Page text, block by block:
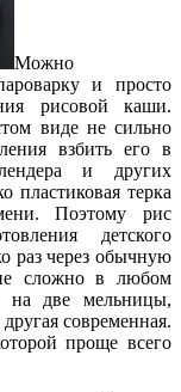
Можно
и просто
рисовой каши.
виде не сильно
взбить его в
и других
пластиковая терка
Поэтому рис
детского
раз через обычную
сложно в любом
на две мельницы,
современная.
проще всего